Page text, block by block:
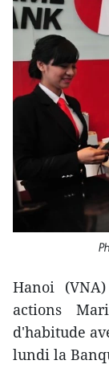
Hanoi
actions
d'habitude
lundi la